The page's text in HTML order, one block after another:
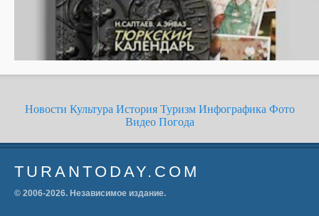
Новости Культура История Туризм Инфографика Фото
Видео Погода
TURANTODAY.COM
© 2006-2026. Независимое издание.